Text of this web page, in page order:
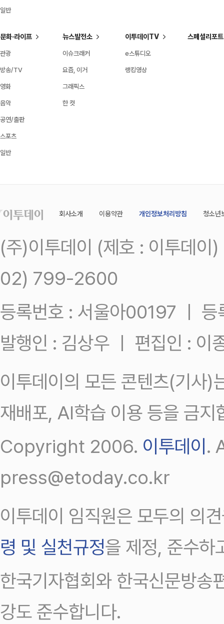
일반
문화·라이프
관광
방송/TV
영화
음악
공연/출판
스포츠
일반
뉴스발전소
이슈크래커
요즘, 이거
그래픽스
한 컷
이투데이TV
e스튜디오
랭킹영상
스페셜리포트
회사소개 이용약관 개인정보처리방침 청소년
(주)이투데이 (제호 : 이투데
02) 799-2600
등록번호 : 서울아00197 ㅣ
발행인 : 김상우 ㅣ 편집인 : 이
이투데이의 모든 콘텐츠(기사)
재배포, AI학습 이용 등을 금지
Copyright 2006. 이투데이 .
press@etoday.co.kr
이투데이 임직원은 모두의 의
령 및 실천규정을 제정, 준수하
한국기자협회와 한국신문방송
강도 준수합니다.